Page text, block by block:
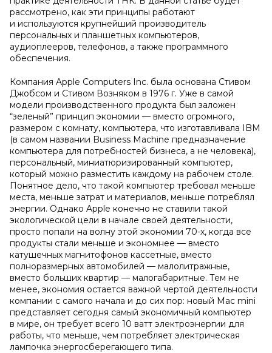
рассмотрено, как эти принципы работают
и используются крупнейший производитель
персональных и планшетных компьютеров,
аудиоплееров, телефонов, а также программного
обеспечения.
Компания Apple Computers Inc. была основана Стивом
Джобсом и Стивом Возняком в 1976 г. Уже в самой
модели производственного продукта был заложен
“зеленый” принцип экономии — вместо огромного,
размером с комнату, компьютера, что изготавливала IBM
(в самом названии Business Machine предназначение
компьютера для потребностей бизнеса, а не человека),
персональный, миниатюризированный компьютер,
который можно разместить каждому на рабочем столе.
Понятное дело, что такой компьютер требовал меньше
места, меньше затрат и материалов, меньше потреблял
энергии. Однако Apple конечно не ставили такой
экологической цели в начале своей деятельности,
просто попали на волну этой экономии 70-х, когда все
продукты стали меньше и экономнее — вместо
катушечных магнитофонов кассетные, вместо
полноразмерных автомобилей — малолитражные,
вместо больших квартир — малогабаритные. Тем не
менее, экономия остается важной чертой деятельности
компании с самого начала и до сих пор: новый Mac mini
представляет сегодня самый экономичный компьютер
в мире, он требует всего 10 ватт электроэнергии для
работы, что меньше, чем потребляет электрическая
лампочка энергосберегающего типа.